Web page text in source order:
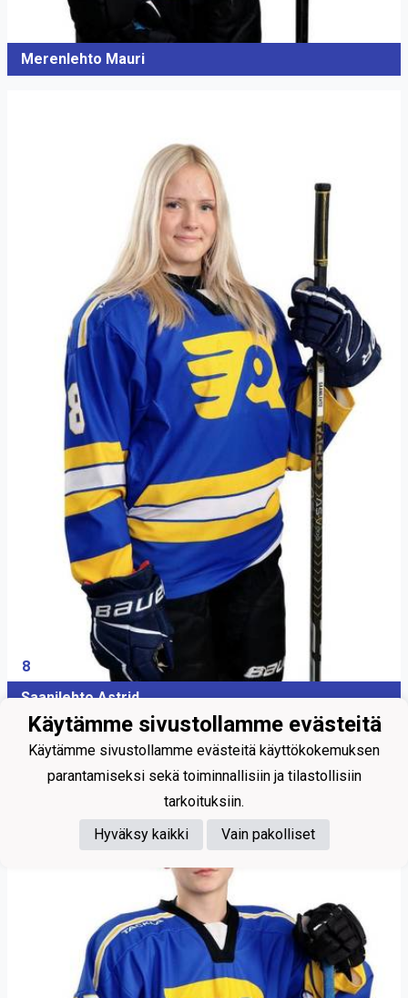
Merenlehto Mauri
8
Saanilehto Astrid
Käytämme sivustollamme evästeitä
Käytämme sivustollamme evästeitä käyttökokemuksen
parantamiseksi sekä toiminnallisiin ja tilastollisiin
tarkoituksiin.
Hyväksy kaikki
Vain pakolliset